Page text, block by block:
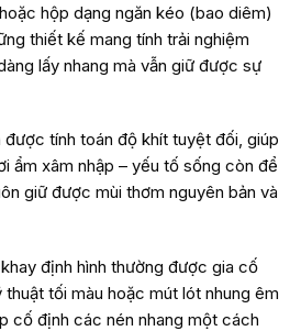
hộp dạng ngăn kéo (bao diêm)
thiết kế mang tính trải nghiệm
lấy nhang mà vẫn giữ được sự
được tính toán độ khít tuyệt đối, giúp
ẩm xâm nhập – yếu tố sống còn để
giữ được mùi thơm nguyên bản và
định hình thường được gia cố
tối màu hoặc mút lót nhung êm
cố định các nén nhang một cách